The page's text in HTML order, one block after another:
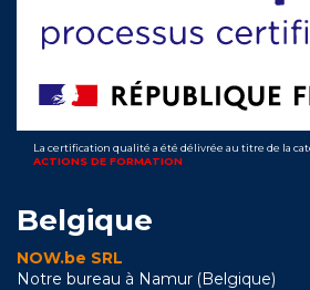
La certification qualité a été délivrée au titre de la
ACTIONS DE FORMATION
Belgique
NOW.be SRL
Notre bureau à Namur (Belgique)